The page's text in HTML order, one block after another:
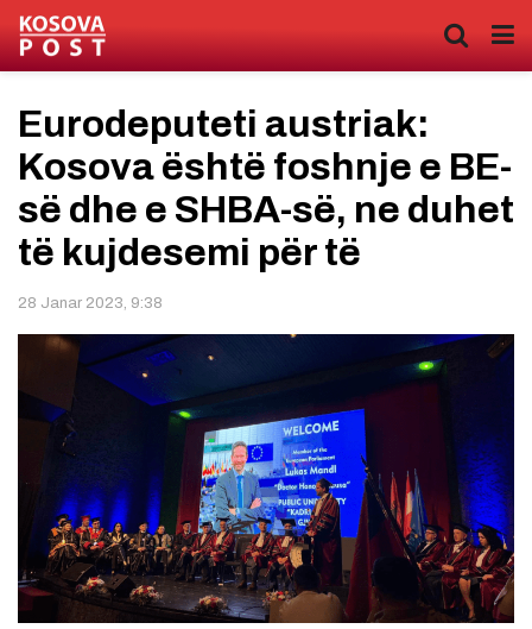
Eurodeputeti austriak:
Kosova është foshnje e BE-
së dhe e SHBA-së, ne duhet
të kujdesemi për të
28 Janar 2023, 9:38